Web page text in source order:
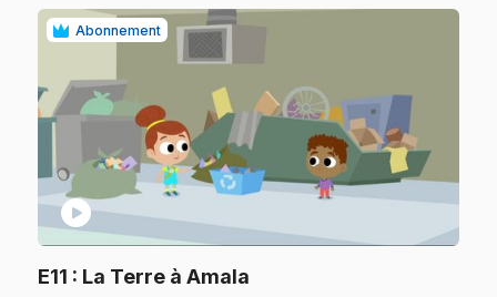
Abonnement
play_circle
E11 : La Terre à Amala